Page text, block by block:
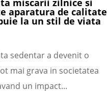
miscarii zilnice si
aparatura de calitate
la un stil de viata
sedentar a devenit o
mai grava in societatea
un impact...